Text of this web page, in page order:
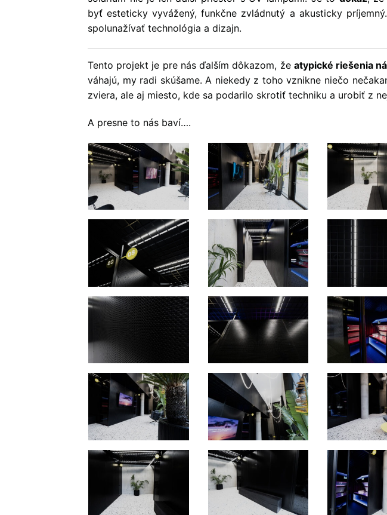
byť esteticky vyvážený, funkčne zvládnutý a akusticky
spolunažívať technológia a dizajn.
Tento projekt je pre nás ďalším dôkazom, že atypické riešenia
váhajú, my radi skúšame. A niekedy z toho vznikne niečo
zviera, ale aj miesto, kde sa podarilo skrotiť techniku a urobiť z
A presne to nás baví….